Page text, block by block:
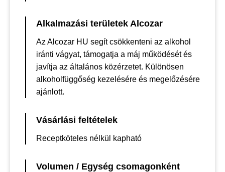
Alkalmazási területek Alcozar
Az Alcozar HU segít csökkenteni az alkohol
iránti vágyat, támogatja a máj működését és
javítja az általános közérzetet. Különösen
alkoholfüggőség kezelésére és megelőzésére
ajánlott.
Vásárlási feltételek
Receptköteles nélkül kapható
Volumen / Egység csomagonként